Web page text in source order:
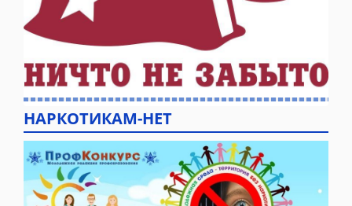
НАРКОТИКАМ-НЕТ